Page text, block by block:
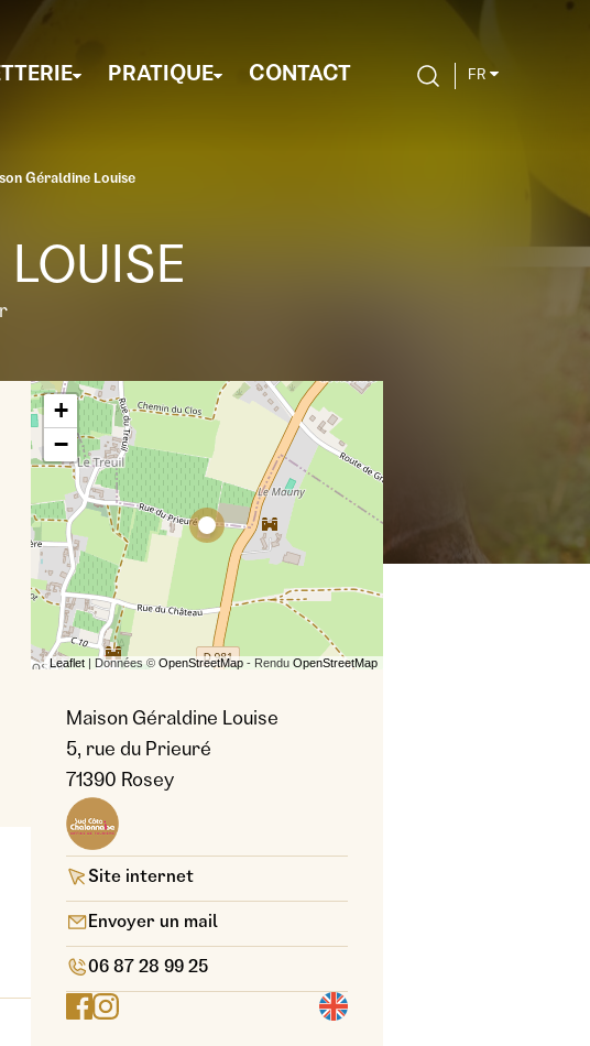
PRATIQUE CONTACT FR
Géraldine Louise
Crédits photo : GÉRALDINE LOUISE
+
−
Leaflet | Données © OpenStreetMap - Rendu OpenStreetMap
Maison Géraldine Louise
5, rue du Prieuré
71390 Rosey
Site internet
Envoyer un mail
06 87 28 99 25